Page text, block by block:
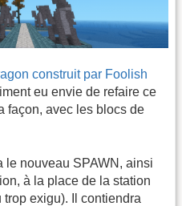
construit par Foolish
eu envie de refaire ce
façon, avec les blocs de
le nouveau SPAWN, ainsi
à la place de la station
exigu). Il contiendra